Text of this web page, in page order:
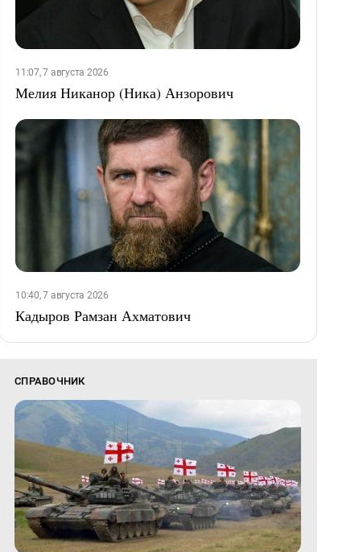
11:07, 7 августа 2026
Мелия Никанор (Ника) Анзорович
10:40, 7 августа 2026
Кадыров Рамзан Ахматович
СПРАВОЧНИК